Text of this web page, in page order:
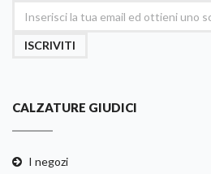
ISCRIVITI
CALZATURE GIUDICI
I negozi